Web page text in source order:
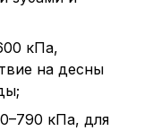
кПа,
на десны
кПа, для